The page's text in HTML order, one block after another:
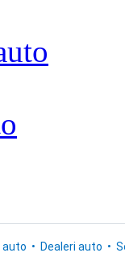
auto Dealeri auto